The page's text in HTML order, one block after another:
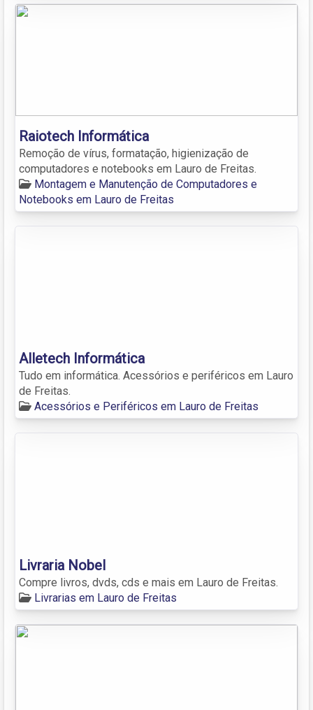
Raiotech Informática
Remoção de vírus, formatação, higienização de
computadores e notebooks em Lauro de Freitas.
Montagem e Manutenção de Computadores e
Notebooks em Lauro de Freitas
Alletech Informática
Tudo em informática. Acessórios e periféricos em Lauro
de Freitas.
Acessórios e Periféricos em Lauro de Freitas
Livraria Nobel
Compre livros, dvds, cds e mais em Lauro de Freitas.
Livrarias em Lauro de Freitas